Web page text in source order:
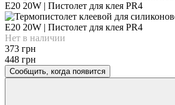
Нет в наличии
373 грн
448 грн
Сообщить, когда появится